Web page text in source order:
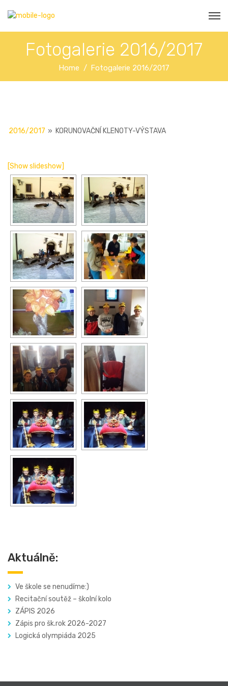
Fotogalerie 2016/2017
Home Fotogalerie 2016/2017
2016/2017 » KORUNOVAČNÍ KLENOTY-VÝSTAVA
[Show slideshow]
Aktuálně:
Ve škole se nenudíme:)
Recitační soutěž – školní kolo
ZÁPIS 2026
Zápis pro šk.rok 2026-2027
Logická olympiáda 2025